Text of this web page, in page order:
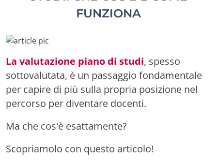
FUNZIONA
La valutazione piano di studi, spesso
sottovalutata, è un passaggio fondamentale
per capire di più sulla propria posizione nel
percorso per diventare docenti.
Ma che cos'è esattamente?
Scopriamolo con questo articolo!